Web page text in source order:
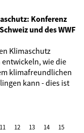
Konferenz
und des WWF
Klimaschutz
wie die
klimafreundlichen
kann - dies ist
11 12 13 14
15